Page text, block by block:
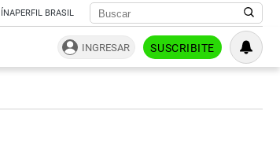
PERFIL BRASIL
INGRESAR SUSCRIBITE